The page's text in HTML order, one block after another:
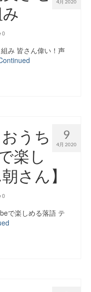
4月 2020
0
み 皆さん偉い！声
9
4月 2020
うち
楽し
さん】
0
で楽しめる落語 テ